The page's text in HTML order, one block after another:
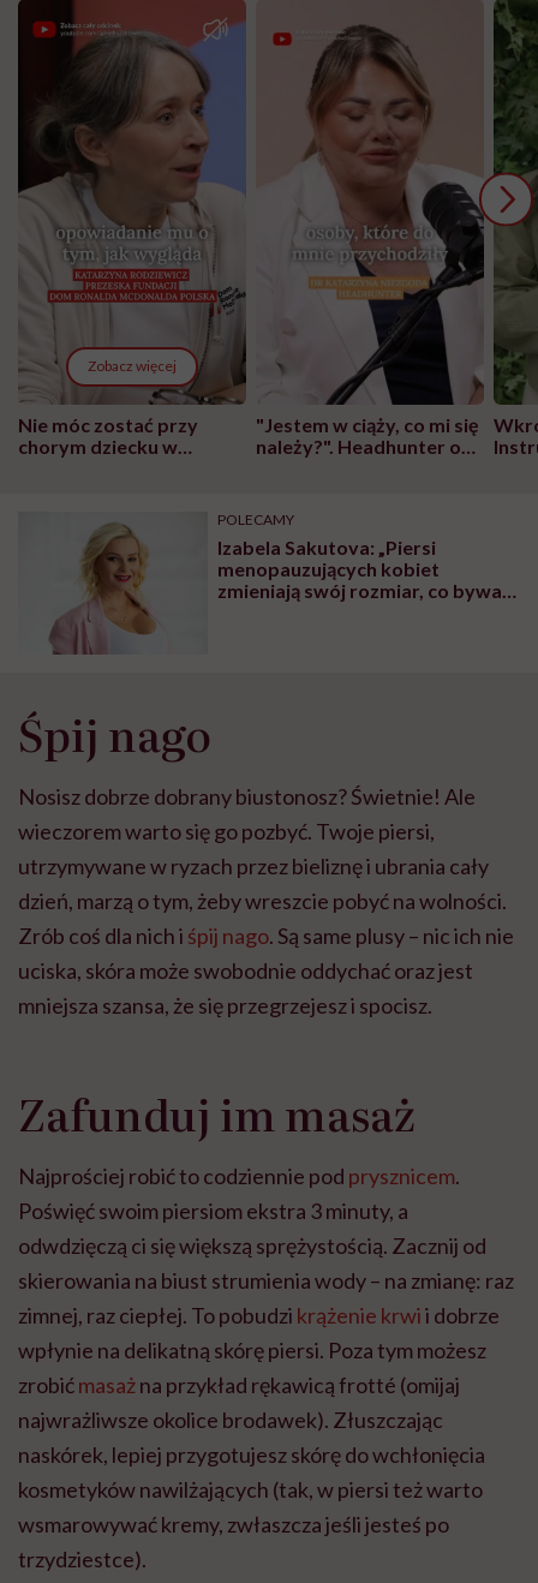
Zobacz więcej
Nie móc zostać przy
chorym dziecku w
głupota i brak
wyobraźni"
"Jestem w ciąży, co mi się
należy?". Headhunter o
pracy
POLECAMY
Izabela Sakutova: „Piersi
menopauzujących kobiet
zmieniają swój rozmiar, co bywa
Śpij nago
Nosisz dobrze dobrany biustonosz? Świetnie! Ale
wieczorem warto się go pozbyć. Twoje piersi,
utrzymywane w ryzach przez bieliznę i ubrania cały
dzień, marzą o tym, żeby wreszcie pobyć na wolności.
Zrób coś dla nich i śpij nago. Są same plusy – nic ich nie
uciska, skóra może swobodnie oddychać oraz jest
mniejsza szansa, że się przegrzejesz i spocisz.
Zafunduj im masaż
Najprościej robić to codziennie pod prysznicem.
Poświęć swoim piersiom ekstra 3 minuty, a
odwdzięczą ci się większą sprężystością. Zacznij od
skierowania na biust strumienia wody – na zmianę: raz
zimnej, raz ciepłej. To pobudzi krążenie krwii dobrze
wpłynie na delikatną skórę piersi. Poza tym możesz
zrobićmasażna przykład rękawicą frotté (omijaj
najwrażliwsze okolice brodawek). Złuszczając
naskórek, lepiej przygotujesz skórę do wchłonięcia
kosmetyków nawilżających (tak, w piersi też warto
wsmarowywać kremy, zwłaszcza jeśli jesteś po
trzydziestce).